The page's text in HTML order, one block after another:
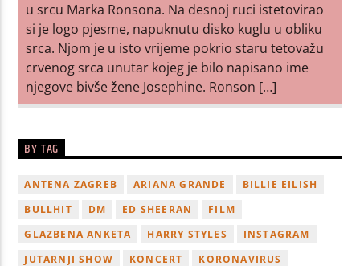
u srcu Marka Ronsona. Na desnoj ruci istetovirao
si je logo pjesme, napuknutu disko kuglu u obliku
srca. Njom je u isto vrijeme pokrio staru tetovažu
crvenog srca unutar kojeg je bilo napisano ime
njegove bivše žene Josephine. Ronson […]
BY TAG
ANTENA ZAGREB ARIANA GRANDE
BILLIE EILISH
BULLHIT
DM ED SHEERAN
FILM
GLAZBENA ANKETA
HARRY STYLES
INSTAGRAM
JUTARNJI SHOW
KONCERT KORONAVIRUS